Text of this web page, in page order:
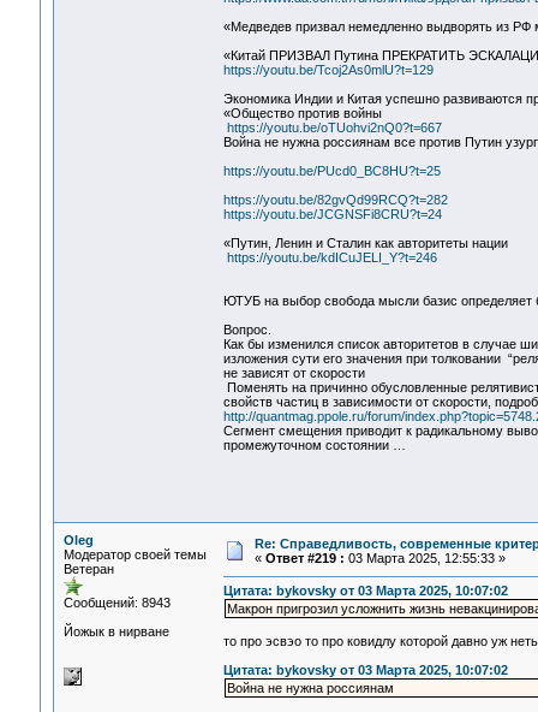
«Медведев призвал немедленно выдворять из РФ
«Китай ПРИЗВАЛ Путина ПРЕКРАТИТЬ
https://youtu.be/Tcoj2As0mlU?t=129
Экономика Индии и Китая успешно развиваются
«Общество против войны
https://youtu.be/oTUohvi2nQ0?t=667
Война не нужна россиянам все против Путин
https://youtu.be/PUcd0_BC8HU?t=25
https://youtu.be/82gvQd99RCQ?t=282
https://youtu.be/JCGNSFi8CRU?t=24
«Путин, Ленин и Сталин как авторитеты нации
https://youtu.be/kdICuJELI_Y?t=246
ЮТУБ на выбор свобода мысли базис определяет
Вопрос.
Как бы изменился список авторитетов в случае
изложения сути его значения при толковании
не зависят от скорости
Поменять на причинно обусловленные
свойств частиц в зависимости от скорости,
http://quantmag.ppole.ru/forum/
Сегмент смещения приводит к радикальному
промежуточном состоянии …
Oleg
Модератор своей темы
Ветеран
Сообщений: 8943
Йожык в нирване
Re: Справедливость, современные
« Ответ #219 : 03 Марта 2025, 12:55:33 »
Цитата: bykovsky от 03 Марта 2025, 10:07:02
Макрон пригрозил усложнить жизнь
то про эсвэо то про ковидлу которой давно уж
Цитата: bykovsky от 03 Марта 2025, 10:07:02
Война не нужна россиянам